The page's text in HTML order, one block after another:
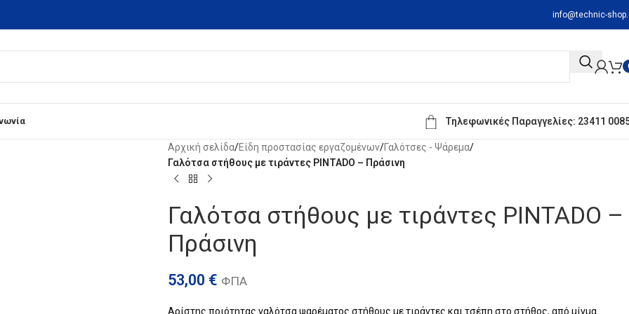
info@technic-
Τηλεφωνικές Παραγγελίες: 23411
Αρχική σελίδα/Είδη προστασίας εργαζομένων/Γαλότσες - Ψάρεμα/
Γαλότσα στήθους με τιράντες PINTADO – Πράσινη
Γαλότσα στήθους με τιράντες PINTADO –
Πράσινη
53,00 € ΦΠΑ
Αρίστης ποιότητας γαλότσα ψαρέματος στήθους με τιράντες και τσέπη στο στήθος, από μίγμα